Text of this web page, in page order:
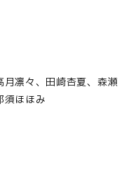
凛々、田崎杏夏、森瀬
須ほほみ